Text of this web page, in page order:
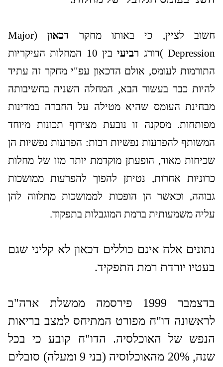
חשוב לציין, כי באותו מחקר דכאון(
Major
Depression)דורג רביעי
בין 10 המחלות העיקריות
התורמות לעומס, אולם הדכאון עפ"י מחקר זה עתיד
להיות כבר בעשור הבא, המחלה השניה בחשיבותה
מבחינת העומס שהיא מטילה על החברה במדינות
מפותחות. מסקנה זו נובעת מצירוף תכונות מיוחד
המשותף להפרעות נפשיות רבות: הפרעות נפשיות הן
שכיחות מאוד, הופעתן מוקדמת יותר מזו של מחלות
כרוניות אחרות, נטיתן להפוך להפרעות ממושכות
גבוהה, וכאשר הן הופכות לממושכות מתלווה להן
עליה משמעותית ברמת המוגבלות בתפקוד.
נתונים אלה אינם כוללים דכאון לא קליני שגם
בעטיו יורדת רמת התפקיד.
בדצמבר 1999 פירסמה ממשלת ארה"ב
לראשונה דו"ח מפורט המתיחס למצב בריאות
הנפש של האוכלסיה. הדו"ח קובע כי בכל
שנה, 20% מהאוכלוסיה (בני 9 ומעלה) סובלים